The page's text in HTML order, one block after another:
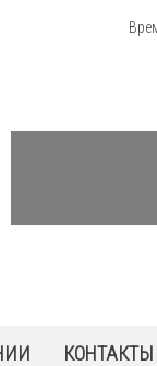
КОНТАКТЫ